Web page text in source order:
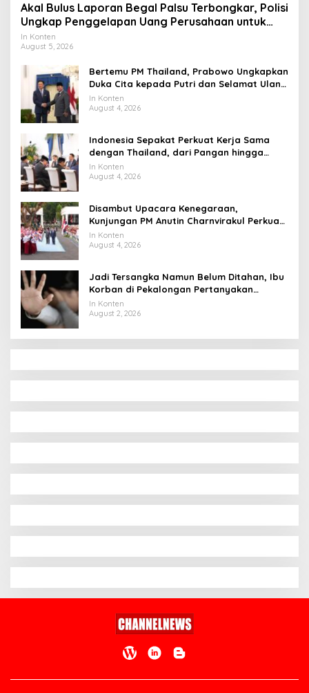
Akal Bulus Laporan Begal Palsu Terbongkar, Polisi
Ungkap Penggelapan Uang Perusahaan untuk
Crypto
In Konten
August 5, 2026
Bertemu PM Thailand, Prabowo Ungkapkan
Duka Cita kepada Putri dan Selamat Ulang
Tahun ke Raja Thailand
In Konten
August 4, 2026
Indonesia Sepakat Perkuat Kerja Sama
dengan Thailand, dari Pangan hingga
Ekonomi Digital
In Konten
August 4, 2026
Disambut Upacara Kenegaraan,
Kunjungan PM Anutin Charnvirakul Perkuat
Hubungan Indonesia-Thailand
In Konten
August 4, 2026
Jadi Tersangka Namun Belum Ditahan, Ibu
Korban di Pekalongan Pertanyakan
Keseriusan Polisi Tangani Kasus Rudapksa
Sampai Anaknya Hamil
In Konten
August 2, 2026